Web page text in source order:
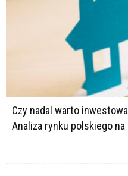
Czy nadal warto
Analiza rynku polskiego